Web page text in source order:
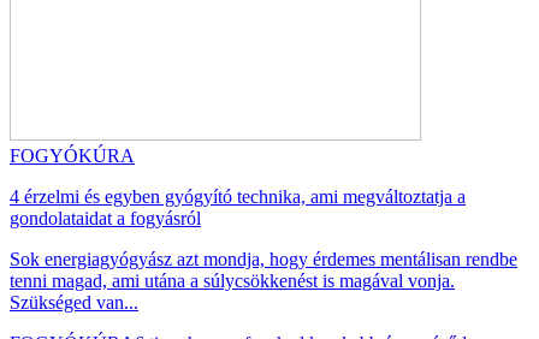
FOGYÓKÚRA
4 érzelmi és egyben gyógyító technika, ami megváltoztatja a
gondolataidat a fogyásról
Sok energiagyógyász azt mondja, hogy érdemes mentálisan rendbe
tenni magad, ami utána a súlycsökkenést is magával vonja.
Szükséged van...